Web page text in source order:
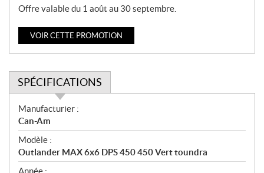
Offre valable du 1 août au 30 septembre.
VOIR CETTE PROMOTION
SPÉCIFICATIONS
S
p
é
c
i
Manufacturier :
Can-Am
Modèle :
Outlander MAX 6x6 DPS 450 450 Vert toundra